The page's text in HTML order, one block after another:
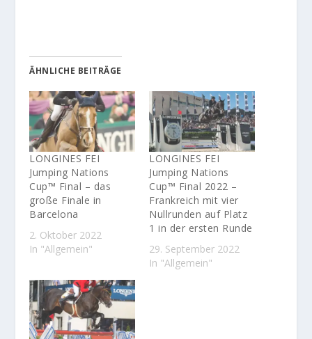
ÄHNLICHE BEITRÄGE
LONGINES FEI
Jumping Nations
Cup™ Final – das
große Finale in
Barcelona
2. Oktober 2022
In "Allgemein"
LONGINES FEI
Jumping Nations
Cup™ Final 2022 –
Frankreich mit vier
Nullrunden auf Platz
1 in der ersten Runde
29. September 2022
In "Allgemein"